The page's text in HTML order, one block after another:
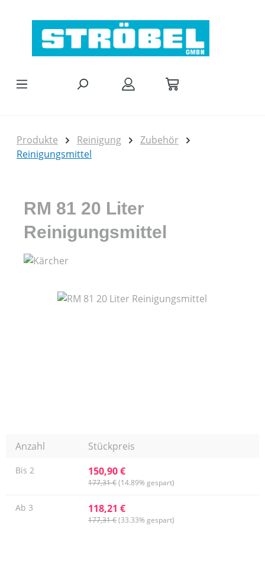
Produkte Reinigung
Zubehör
Reinigungsmittel
RM 81 20 Liter
Reinigungsmittel
Bildergalerie überspringen
Anzahl Stückpreis
Bis 2 150,90 €
177,31 €(14.89% gespart)
Ab 3 118,21 €
177,31 €(33.33% gespart)